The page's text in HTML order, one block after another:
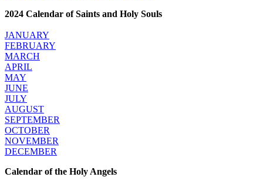
2024 Calendar of Saints and Holy Souls
JANUARY
FEBRUARY
MARCH
APRIL
MAY
JUNE
JULY
AUGUST
SEPTEMBER
OCTOBER
NOVEMBER
DECEMBER
Calendar of the Holy Angels